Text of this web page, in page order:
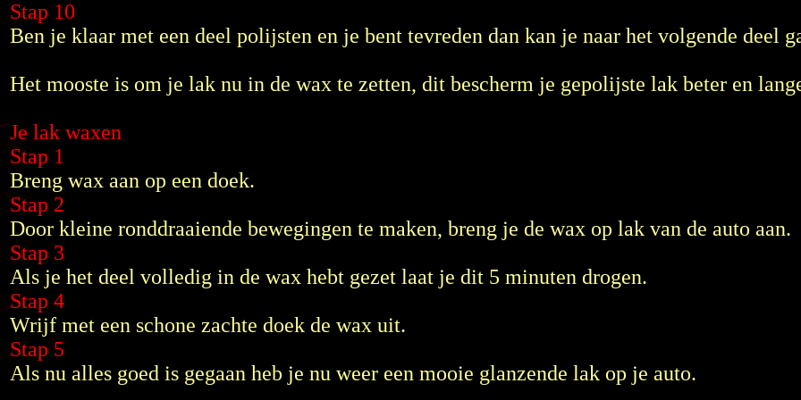
Stap 10
Ben je klaar met een deel polijsten en je bent tevreden dan kan je naar het volgende deel
Het mooste is om je lak nu in de wax te zetten, dit bescherm je gepolijste lak beter en
Je lak waxen
Stap 1
Breng wax aan op een doek.
Stap 2
Door kleine ronddraaiende bewegingen te maken, breng je de wax op lak van de auto aan.
Stap 3
Als je het deel volledig in de wax hebt gezet laat je dit 5 minuten drogen.
Stap 4
Wrijf met een schone zachte doek de wax uit.
Stap 5
Als nu alles goed is gegaan heb je nu weer een mooie glanzende lak op je auto.